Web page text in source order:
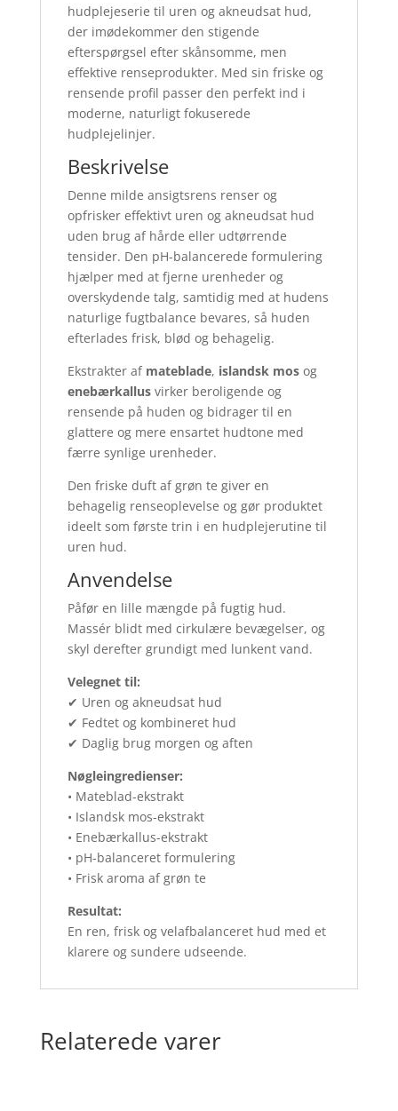
hudplejeserie til uren og akneudsat hud,
der imødekommer den stigende
efterspørgsel efter skånsomme, men
effektive renseprodukter. Med sin friske og
rensende profil passer den perfekt ind i
moderne, naturligt fokuserede
hudplejelinjer.
Beskrivelse
Denne milde ansigtsrens renser og
opfrisker effektivt uren og akneudsat hud
uden brug af hårde eller udtørrende
tensider. Den pH-balancerede formulering
hjælper med at fjerne urenheder og
overskydende talg, samtidig med at hudens
naturlige fugtbalance bevares, så huden
efterlades frisk, blød og behagelig.
Ekstrakter af mateblade, islandsk mosog
enebærkallusvirker beroligende og
rensende på huden og bidrager til en
glattere og mere ensartet hudtone med
færre synlige urenheder.
Den friske duft af grøn te giver en
behagelig renseoplevelse og gør produktet
ideelt som første trin i en hudplejerutine til
uren hud.
Anvendelse
Påfør en lille mængde på fugtig hud.
Massér blidt med cirkulære bevægelser, og
skyl derefter grundigt med lunkent vand.
Velegnet til:
✔ Uren og akneudsat hud
✔ Fedtet og kombineret hud
✔ Daglig brug morgen og aften
Nøgleingredienser:
• Mateblad-ekstrakt
• Islandsk mos-ekstrakt
• Enebærkallus-ekstrakt
• pH-balanceret formulering
• Frisk aroma af grøn te
Resultat:
En ren, frisk og velafbalanceret hud med et
klarere og sundere udseende.
Relaterede varer